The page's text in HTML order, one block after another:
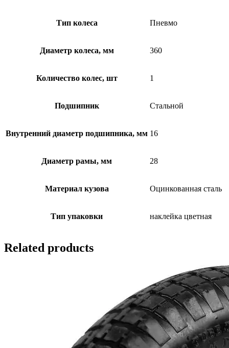
Тип колеса Пневмо
Диаметр колеса, мм 360
Количество колес, шт 1
Подшипник Стальной
Внутренний диаметр подшипника, мм 16
Диаметр рамы, мм 28
Материал кузова Оцинкованная сталь
Тип упаковки наклейка цветная
Related products